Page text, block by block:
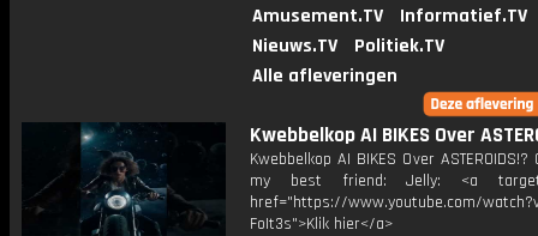
Amusement.TV
Informatief.TV
Nieuws.TV
Politiek.TV
Alle afleveringen
Kwebbelkop AI BIKES Over
Kwebbelkop AI BIKES Over
my best friend: Jelly: <a
href="https://www.youtube.com/
FoIt3s">Klik hier</a>